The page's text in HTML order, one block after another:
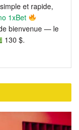
et rapide,
1xBet
bienvenue — le
130 $.